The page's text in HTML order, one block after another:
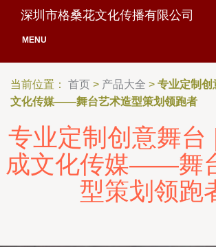
深圳市格桑花文化传播有限公司
MENU
当前位置： 首页 > 产品大全 > 专业定制创
文化传媒——舞台艺术造型策划领跑者
专业定制创意舞台
成文化传媒——舞
型策划领跑